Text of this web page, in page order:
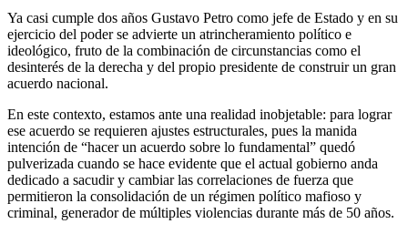
Link
Compartir
Ya casi cumple dos años Gustavo Petro como jefe de Estado y en su
ejercicio del poder se advierte un atrincheramiento político e
ideológico, fruto de la combinación de circunstancias como el
desinterés de la derecha y del propio presidente de construir un gran
acuerdo nacional.
En este contexto, estamos ante una realidad inobjetable: para lograr
ese acuerdo se requieren ajustes estructurales, pues la manida
intención de “hacer un acuerdo sobre lo fundamental” quedó
pulverizada cuando se hace evidente que el actual gobierno anda
dedicado a sacudir y cambiar las correlaciones de fuerza que
permitieron la consolidación de un régimen político mafioso y
criminal, generador de múltiples violencias durante más de 50 años.